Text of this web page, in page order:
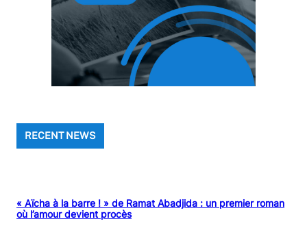
RECENT NEWS
« Aïcha à la barre ! » de Ramat Abadjida : un premier roman
où l’amour devient procès